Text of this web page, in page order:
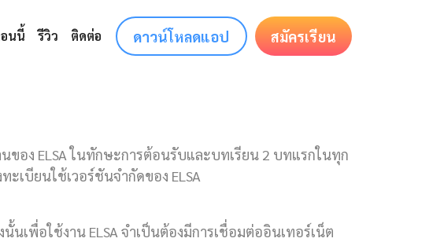
นนี้ รีวิว ติดต่อ ดาวน์โหลดแอป สมัครเรียน
อง ELSA ในทักษะการต้อนรับและบทเรียน 2 บทแรกในทุก
เบียนใช้เวอร์ชันจำกัดของ ELSA
นเพื่อใช้งาน ELSA จำเป็นต้องมีการเชื่อมต่ออินเทอร์เน็ต